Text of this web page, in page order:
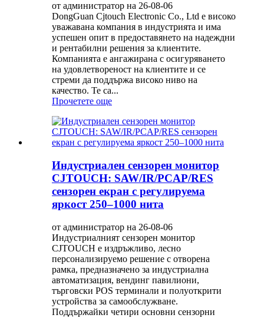
от администратор на 26-08-06
DongGuan Cjtouch Electronic Co., Ltd е високо
уважавана компания в индустрията и има
успешен опит в предоставянето на надеждни
и рентабилни решения за клиентите.
Компанията е ангажирана с осигуряването
на удовлетвореност на клиентите и се
стреми да поддържа високо ниво на
качество. Те са...
Прочетете още
Индустриален сензорен монитор
CJTOUCH: SAW/IR/PCAP/RES
сензорен екран с регулируема
яркост 250–1000 нита
от администратор на 26-08-06
Индустриалният сензорен монитор
CJTOUCH е издръжливо, лесно
персонализируемо решение с отворена
рамка, предназначено за индустриална
автоматизация, вендинг павилиони,
търговски POS терминали и полуоткрити
устройства за самообслужване.
Поддържайки четири основни сензорни